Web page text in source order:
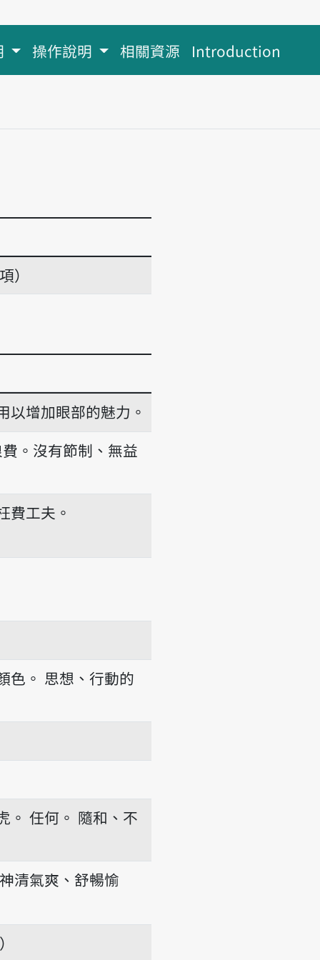
操作說明 相關資源 Introduction
）
以增加眼部的魅力。
。沒有節制、無益
費工夫。
色。 思想、行動的
。 任何。 隨和、不
清氣爽、舒暢愉